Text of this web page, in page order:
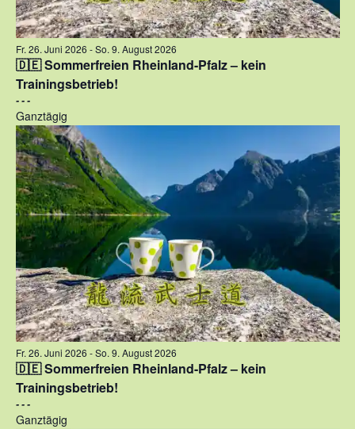
Fr. 26. Juni 2026 -So. 9. August 2026
🇩🇪 Sommerfreien Rheinland-Pfalz – kein
Trainingsbetrieb!
- - -
Ganztägig
Fr. 26. Juni 2026 -So. 9. August 2026
🇩🇪 Sommerfreien Rheinland-Pfalz – kein
Trainingsbetrieb!
- - -
Ganztägig